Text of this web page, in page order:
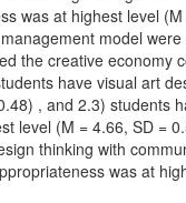
was at highest level
model
the creative economy
have visual art
, and 2.3) students
level (M = 4.66, SD =
thinking with
was at